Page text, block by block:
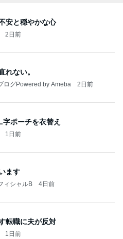
安と穏やかな心
2日前
れない。
ログPowered by Ameba 2日前
ポーチを衣替え
1日前
ます
ィシャルB 4日前
転職に夫が反対
1日前